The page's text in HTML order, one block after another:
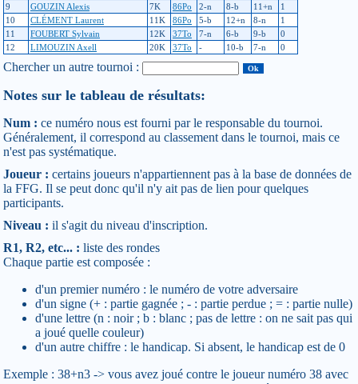
9
GOUZIN Alexis 7K 86Po 2-n 8-b 11+n
1
10
CLÉMENT Laurent 11K 86Po 5-b 12+n 8-n
1
11
FOUBERT Sylvain 12K 37To 7-n 6-b 9-b
0
12
LIMOUZIN Axell 20K 37To - 10-b 7-n 0
Chercher un autre tournoi :
Notes sur le tableau de résultats:
Num : ce numéro nous est fourni par le responsable du tournoi.
Généralement, il correspond au classement dans le tournoi, mais ce
n'est pas systématique.
Joueur : certains joueurs n'appartiennent pas à la base de données de
la FFG. Il se peut donc qu'il n'y ait pas de lien pour quelques
participants.
Niveau : il s'agit du niveau d'inscription.
R1, R2, etc... : liste des rondes
Chaque partie est composée :
d'un premier numéro : le numéro de votre adversaire
d'un signe (+ : partie gagnée ; - : partie perdue ; = : partie nulle)
d'une lettre (n : noir ; b : blanc ; pas de lettre : on ne sait pas qui
a joué quelle couleur)
d'un autre chiffre : le handicap. Si absent, le handicap est de 0
Exemple : 38+n3 -> vous avez joué contre le joueur numéro 38 avec